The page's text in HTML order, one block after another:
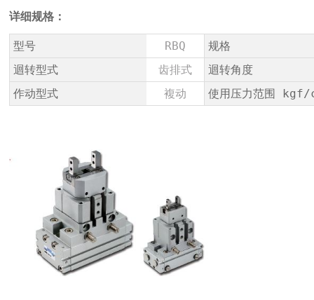
详细规格：
型号 RBQ
规格
迴转型式
齿排式
迴转角度
作动型式
複动 使用压力范围 kgf/